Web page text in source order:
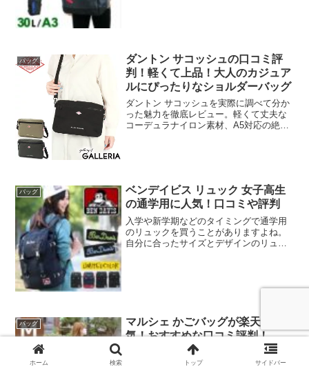
バッグ
ダントン サコッシュの口コミ評
判！軽くて上品！大人のカジュア
ルにぴったりなショルダーバッグ
ダントン サコッシュを実際に調べて分か
った魅力を徹底レビュー。軽くて丈夫な
コーデュラナイロン素材、A5対応の絶妙
バッグ
ベンデイビス リュック 女子高生
の通学用に人気！口コミや評判
入学や新学期などのタイミングで通学用
のリュックを買うことがありますよね。
自分に合ったサイズとデザインのリュッ
となっています。口コミをみても中学
品の特徴や、通学用としてどんな感じな
のかという口コミをまとめてみました。
参考にしてみてくださいね。
バッグ
マルシェ かごバッグが楽天で人
気！おすすめな口コミ評判！
春、夏にもつカバンといえばカゴbagです
よね。持ってるだけでおしゃれに見える
ホーム 検索 トップ サイドバー